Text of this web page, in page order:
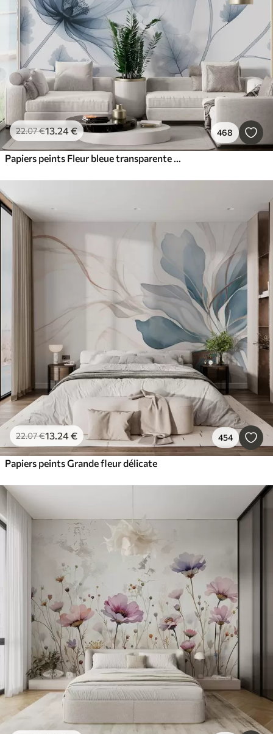
22.07€13.24€ 468
Papiers peints Fleur bleue transparente de style rayons X sur fond blanc Design botanique monochrome minimaliste
22.07€13.24€ 454
Papiers peints Grande fleur délicate